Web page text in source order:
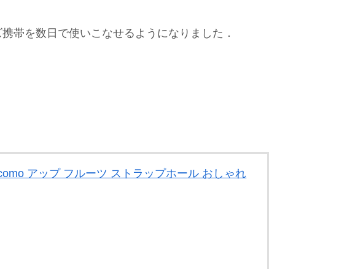
帯を数日で使いこなせるようになりました．
アップ フルーツ ストラップホール おしゃれ